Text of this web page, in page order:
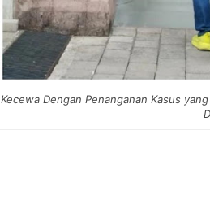
Kecewa Dengan Penanganan Kasus